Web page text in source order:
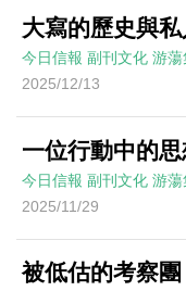
大寫的歷史與
今日信報 副刊文化 游蕩
2025/12/13
一位行動中的
今日信報 副刊文化 游蕩
2025/11/29
被低估的考察團